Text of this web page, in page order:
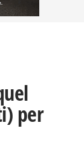
per